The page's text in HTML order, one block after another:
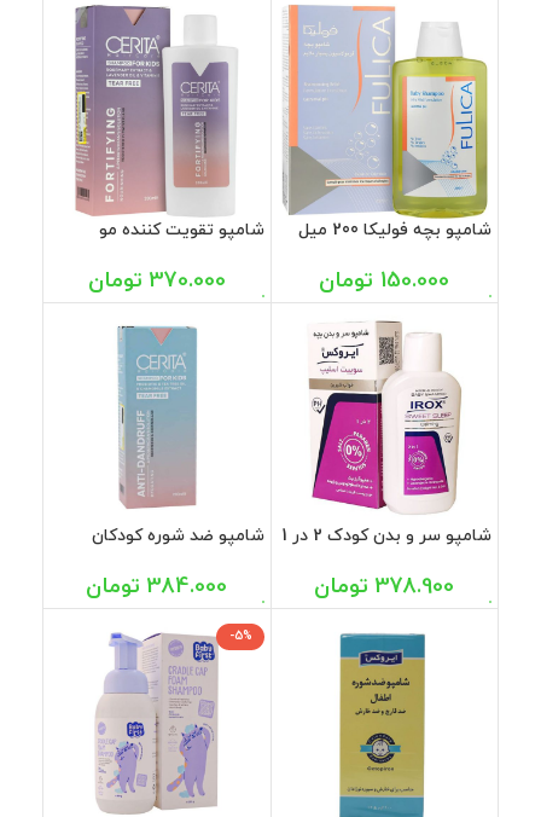
شامپو بچه فولیکا 200 میل
150.000 تومان
شامپو تقویت کننده مو
370.000 تومان
شامپو سر و بدن کودک 2 در 1
378.900 تومان
شامپو ضد شوره کودکان
384.000 تومان
-5%